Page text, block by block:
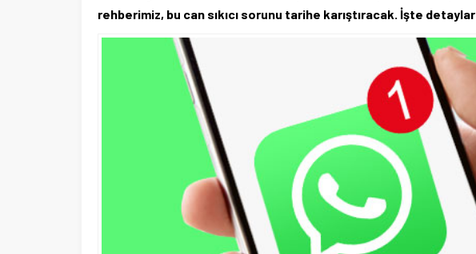
rehberimiz, bu can sıkıcı sorunu tarihe karıştıracak. İşte